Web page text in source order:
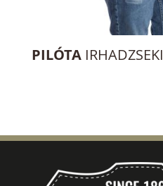
PILÓTA IRHADZSEKI